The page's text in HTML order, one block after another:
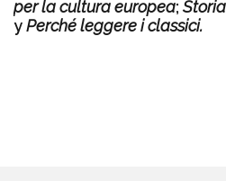
per la cultura europea;
yPerché leggere i classici.